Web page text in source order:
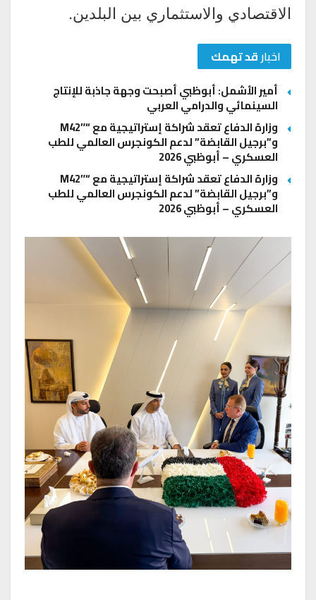
الاقتصادي والاستثماري بين البلدين.
اخبارقد تهمك
أمير الأشمل: أبوظبي أصبحت وجهة جاذبة للإنتاج
السينمائي والدرامي العربي
وزارة الدفاع تعقد شراكة إستراتيجية مع “M42″
و”برجيل القابضة” لدعم الكونجرس العالمي للطب
العسكري – أبوظبي 2026
وزارة الدفاع تعقد شراكة إستراتيجية مع “M42″
و”برجيل القابضة” لدعم الكونجرس العالمي للطب
العسكري – أبوظبي 2026